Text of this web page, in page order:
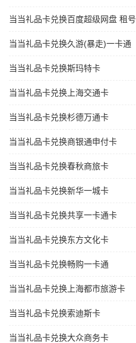
当当礼品卡兑换百度超级网盘 租号
当当礼品卡兑换久游(暴走)一卡通
当当礼品卡兑换斯玛特卡
当当礼品卡兑换上海交通卡
当当礼品卡兑换杉德万通卡
当当礼品卡兑换商银通申付卡
当当礼品卡兑换春秋商旅卡
当当礼品卡兑换新华一城卡
当当礼品卡兑换共享一卡通卡
当当礼品卡兑换东方文化卡
当当礼品卡兑换畅购一卡通
当当礼品卡兑换上海都市旅游卡
当当礼品卡兑换索迪斯卡
当当礼品卡兑换大众商务卡